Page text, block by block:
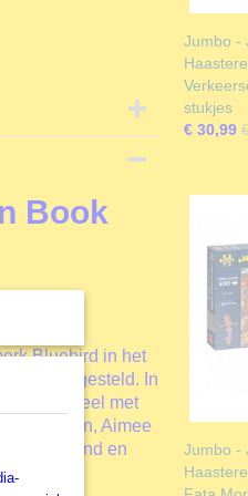
Book
Bluebird in het
voorgesteld. In
veel met
Davison, Aimee
Newland en
Jumbo -
stukjes
€ 30,99
Jumbo -